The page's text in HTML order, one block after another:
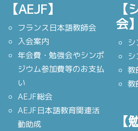
【AEJF】
フランス日本語教師会
入会案内
年会費・勉強会やシンポ
ジウム参加費等のお支払
い
AEJF総会
AEJF日本語教育関連活
動助成
会】
教
教
【